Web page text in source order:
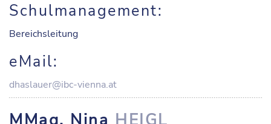
Schulmanagement:
Bereichsleitung
eMail:
dhaslauer@ibc-vienna.at